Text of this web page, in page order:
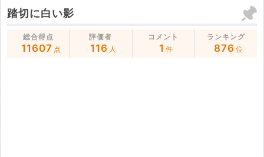
踏切に白い影
総合得点
11607 点
評価者
116 人
コメント
1 件
ランキング
876 位